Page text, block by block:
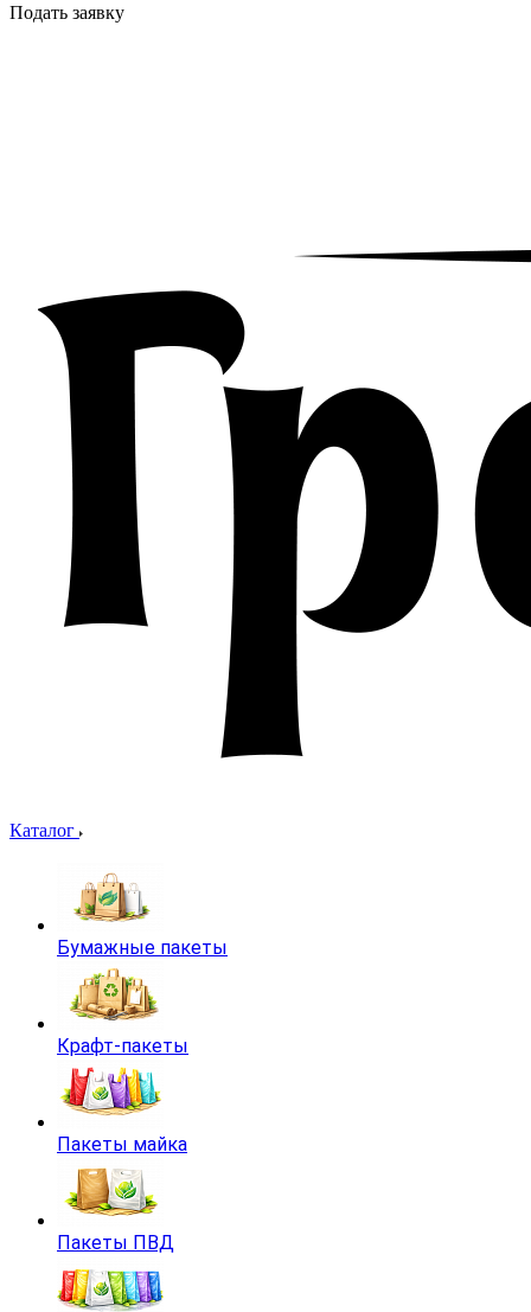
Подать заявку
Каталог
Бумажные пакеты
Крафт-пакеты
Пакеты майка
Пакеты ПВД